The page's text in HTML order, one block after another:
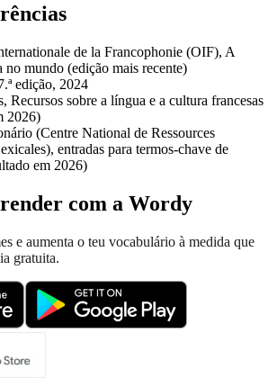
de la Francophonie (OIF), A
no mundo (edição mais recente)
edição, 2024
Recursos sobre a língua e a cultura francesas
2026)
(Centre National de Ressources
entradas para termos-chave de
em 2026)
com a Wordy
e aumenta o teu vocabulário à medida que
gratuita.